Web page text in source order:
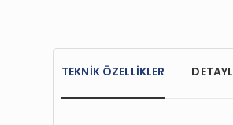
TEKNİK ÖZELLİKLER